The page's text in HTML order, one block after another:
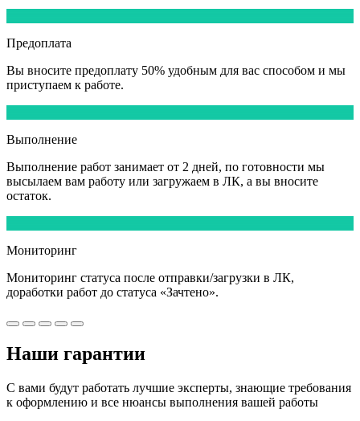
Предоплата
Вы вносите предоплату 50% удобным для вас способом и мы
приступаем к работе.
Выполнение
Выполнение работ занимает от 2 дней, по готовности мы
высылаем вам работу или загружаем в ЛК, а вы вносите
остаток.
Мониторинг
Мониторинг статуса после отправки/загрузки в ЛК,
доработки работ до статуса «Зачтено».
Наши гарантии
С вами будут работать лучшие эксперты, знающие требования
к оформлению и все нюансы выполнения вашей работы